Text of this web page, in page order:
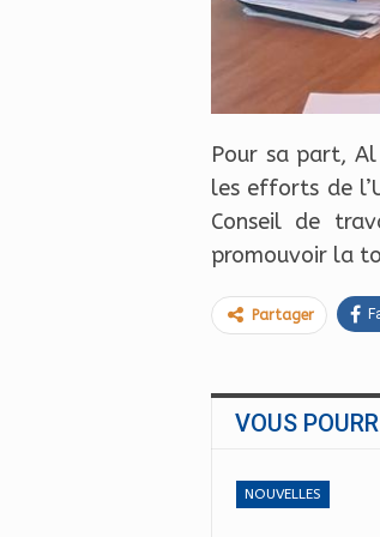
Pour sa part,
les efforts de
Conseil de
promouvoir la
Partager
VOUS
NOUVELLES